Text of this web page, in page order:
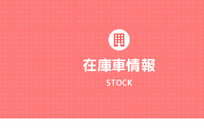
在庫車情報
STOCK